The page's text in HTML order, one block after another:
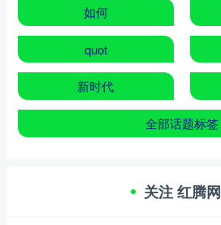
如何
quot
新时代
全部话题标签
关注 红腾网